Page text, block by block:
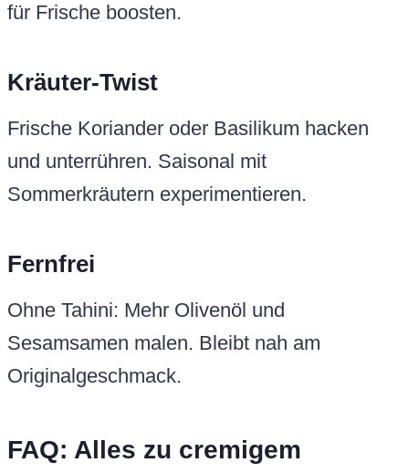
für Frische boosten.
Kräuter-Twist
Frische Koriander oder Basilikum hacken
und unterrühren. Saisonal mit
Sommerkräutern experimentieren.
Fernfrei
Ohne Tahini: Mehr Olivenöl und
Sesamsamen malen. Bleibt nah am
Originalgeschmack.
FAQ: Alles zu cremigem